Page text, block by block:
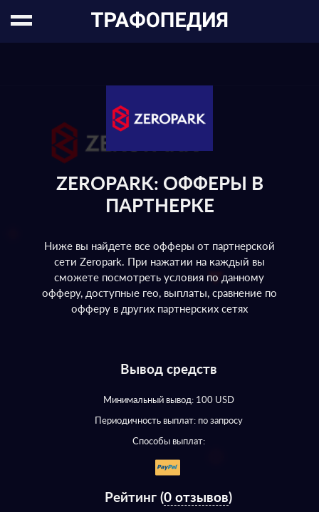
ZEROPARK: ОФФЕРЫ В
ПАРТНЕРКЕ
Ниже вы найдете все офферы от партнерской
сети Zeropark. При нажатии на каждый вы
сможете посмотреть условия по данному
офферу, доступные гео, выплаты, сравнение по
офферу в других партнерских сетях
Вывод средств
Минимальный вывод: 100 USD
Периодичность выплат: по запросу
Способы выплат:
Рейтинг (0 отзывов)